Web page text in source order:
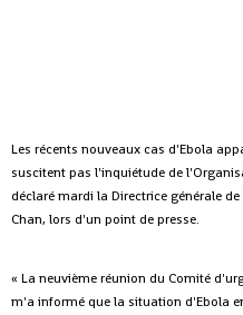
Les récents nouveaux cas d'Ebola
suscitent pas l'inquiétude de
déclaré mardi la Directrice générale
Chan, lors d'un point de presse.
« La neuvième réunion du Comité
m'a informé que la situation d'Ebola